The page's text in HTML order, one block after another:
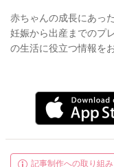
赤ちゃんの成長にあっ
妊娠から出産までのプ
の生活に役立つ情報を
記事制作への取り組み